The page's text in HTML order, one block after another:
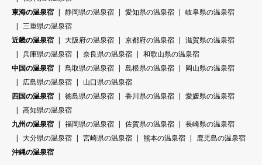
東海の温泉宿
静岡県の温泉宿 愛知県の温泉宿
岐阜県の温泉宿
三重県の温泉宿
近畿の温泉宿
大阪府の温泉宿 京都府の温泉宿
滋賀県の温泉宿
兵庫県の温泉宿
奈良県の温泉宿
和歌山県の温泉宿
中国の温泉宿
鳥取県の温泉宿 島根県の温泉宿
岡山県の温泉宿
広島県の温泉宿
山口県の温泉宿
四国の温泉宿
徳島県の温泉宿 香川県の温泉宿
愛媛県の温泉宿
高知県の温泉宿
九州の温泉宿
福岡県の温泉宿 佐賀県の温泉宿
長崎県の温泉宿
大分県の温泉宿
宮崎県の温泉宿 熊本の温泉宿
鹿児島の温泉宿
沖縄の温泉宿